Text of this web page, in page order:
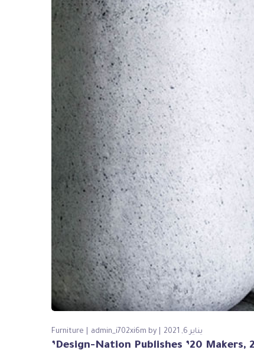
يناير 6, 2021 by
admin_i702xi6m
Furniture
Design-Nation Publishes ’20 Makers,